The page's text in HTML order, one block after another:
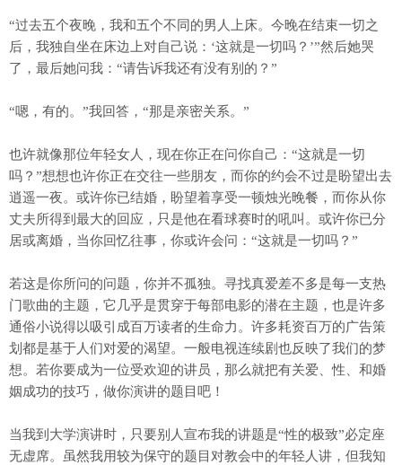
“过去五个夜晚，我和五个不同的男人上床。今晚在结束一切之
后，我独自坐在床边上对自己说：‘这就是一切吗？’”然后她哭
了，最后她问我：“请告诉我还有没有别的？”
“嗯，有的。”我回答，“那是亲密关系。”
也许就像那位年轻女人，现在你正在问你自己：“这就是一切
吗？”想想也许你正在交往一些朋友，而你的约会不过是盼望出去
逍遥一夜。或许你已结婚，盼望着享受一顿烛光晚餐，而你从你
丈夫所得到最大的回应，只是他在看球赛时的吼叫。或许你已分
居或离婚，当你回忆往事，你或许会问：“这就是一切吗？”
若这是你所问的问题，你并不孤独。寻找真爱差不多是每一支热
门歌曲的主题，它几乎是贯穿于每部电影的潜在主题，也是许多
通俗小说得以吸引成百万读者的生命力。许多耗资百万的广告策
划都是基于人们对爱的渴望。一般电视连续剧也反映了我们的梦
想。若你要成为一位受欢迎的讲员，那么就把有关爱、性、和婚
姻成功的技巧，做你演讲的题目吧！
当我到大学演讲时，只要别人宣布我的讲题是“性的极致”必定座
无虚席。虽然我用较为保守的题目对教会中的年轻人讲，但我知